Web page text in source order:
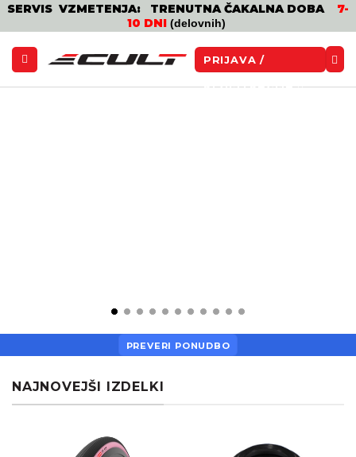
SERVIS VZMETENJA: TRENUTNA ČAKALNA DOBA 7-
10 DNI (delovnih)
PRIJAVA /
REGISTRACIJA
PREVERI PONUDBO
NAJNOVEJŠI IZDELKI